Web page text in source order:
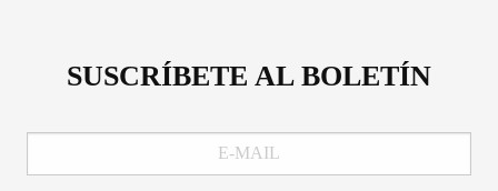
SUSCRÍBETE AL BOLETÍN